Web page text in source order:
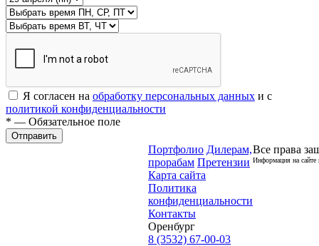
Я согласен на обработку персональных данных и с
политикой конфиденциальности
* — Обязательное поле
Отправить
Портфолио Дилерам,
прорабам Претензии
Карта сайта
Политика
конфиденциальности
Контакты
Оренбург
8 (3532) 67-00-03
Все права
Информация на сайте